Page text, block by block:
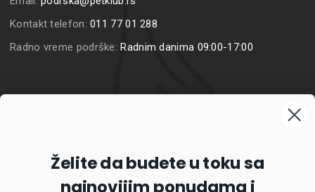
Kontakt telefon:011 77 01 288
Radno vreme podrške:Radnim danima 09:00-17:00
Želite da budete u toku sa
najnovijim ponudama i